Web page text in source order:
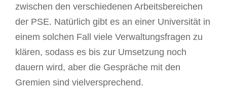
zwischen den verschiedenen Arbeitsbereichen
der PSE. Natürlich gibt es an einer Universität in
einem solchen Fall viele Verwaltungsfragen zu
klären, sodass es bis zur Umsetzung noch
dauern wird, aber die Gespräche mit den
Gremien sind vielversprechend.